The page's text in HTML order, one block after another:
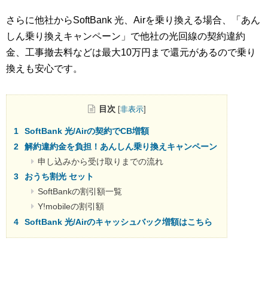
さらに他社からSoftBank 光、Airを乗り換える場合、「あん
しん乗り換えキャンペーン」で他社の光回線の契約違約
金、工事撤去料などは最大10万円まで還元があるので乗り
換えも安心です。
目次 [非表示]
SoftBank 光/Airの契約でCB増額
解約違約金を負担！あんしん乗り換えキャンペーン
申し込みから受け取りまでの流れ
おうち割光 セット
SoftBankの割引額一覧
Y!mobileの割引額
SoftBank 光/Airのキャッシュバック増額はこちら